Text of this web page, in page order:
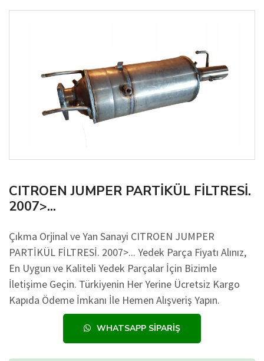
CITROEN JUMPER PARTİKÜL FİLTRESİ.
2007>...
Çıkma Orjinal ve Yan Sanayi CITROEN JUMPER
PARTİKÜL FİLTRESİ. 2007>... Yedek Parça Fiyatı Alınız,
En Uygun ve Kaliteli Yedek Parçalar İçin Bizimle
İletişime Geçin. Türkiyenin Her Yerine Ücretsiz Kargo
Kapıda Ödeme İmkanı İle Hemen Alışveriş Yapın.
WHATSAPP SIPARIŞ